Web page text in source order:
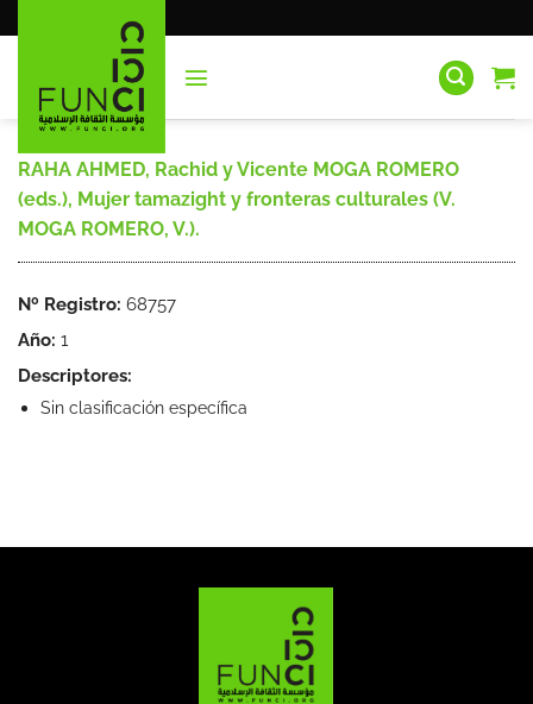
al
RAHA AHMED, Rachid y Vicente MOGA ROMERO
(eds.), Mujer tamazight y fronteras culturales (V.
MOGA ROMERO, V.).
Nº Registro: 68757
Año: 1
Descriptores:
Sin clasificación específica